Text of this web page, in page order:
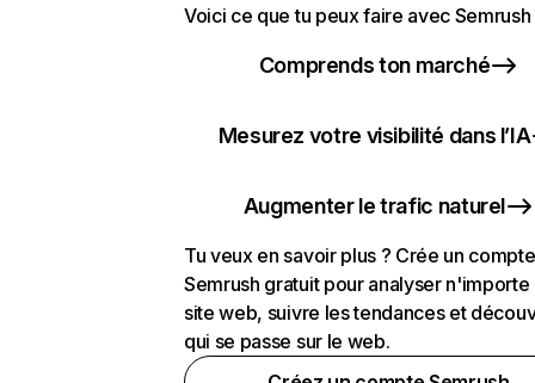
Voici ce que tu peux faire avec Semrush
Comprends ton marché
Mesurez votre visibilité dans l’IA
Augmenter le trafic naturel
Tu veux en savoir plus ? Crée un compte
Semrush gratuit pour analyser n'importe
site web, suivre les tendances et
qui se passe sur le web.